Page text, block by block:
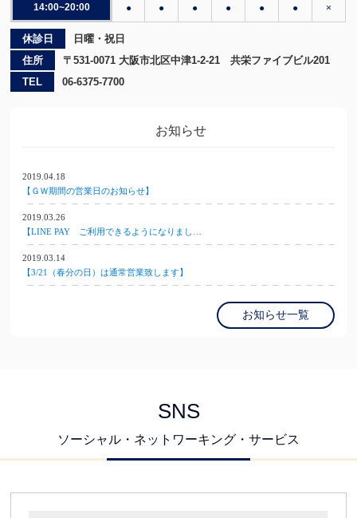
14:00~20:00 ● ● ● ● ● ● ×
休診日
日曜・祝日
住所
〒531-0071 大阪市北区中津1-2-21 共栄ファイブビル201
TEL
06-6375-7700
お知らせ
2019.04.18
【ＧＷ期間の営業日のお知らせ】
2019.03.26
【LINE PAY ご利用できるようになりまし…
2019.03.14
【3/21（春分の日）は通常営業致します】
お知らせ一覧
SNS
ソーシャル・ネットワーキング・サービス